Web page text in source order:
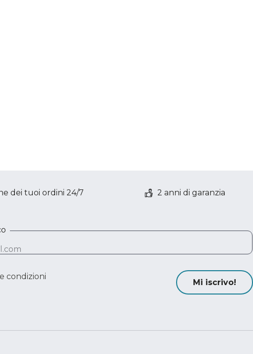
dei tuoi ordini 24/7 2 anni di garanzia
condizioni
Mi iscrivo!